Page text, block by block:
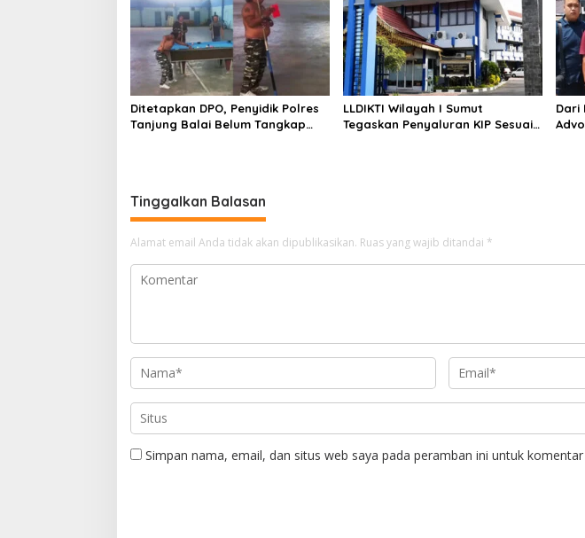
Ditetapkan DPO, Penyidik Polres
Tanjung Balai Belum Tangkap
LLDIKTI Wilayah I Sumut
Tegaskan Penyaluran KIP Sesuai
Dari
Tinggalkan Balasan
Alamat email Anda tidak akan dipublikasikan. Ruas yang wajib ditandai *
Simpan nama, email, dan situs web saya pada peramban ini untuk